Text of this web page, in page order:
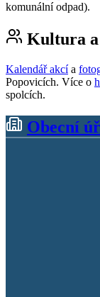
komunální odpad).
Kultura
Kalendář akcía
Popovicích. Více o
spolcích.
Obecní